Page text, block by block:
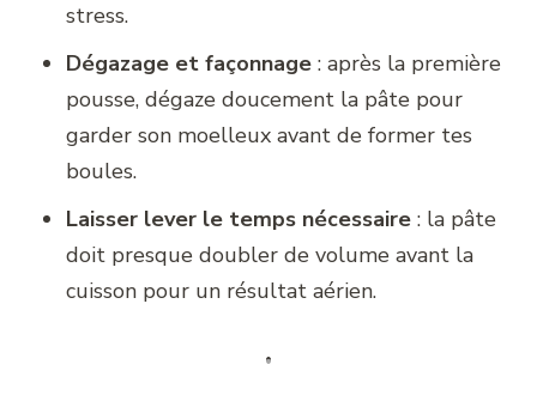
stress.
Dégazage et façonnage : après la première
pousse, dégaze doucement la pâte pour
garder son moelleux avant de former tes
boules.
Laisser lever le temps nécessaire : la pâte
doit presque doubler de volume avant la
cuisson pour un résultat aérien.